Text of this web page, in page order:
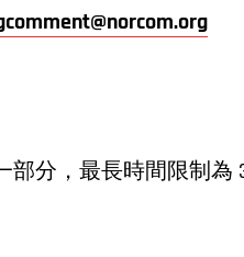
部分，最長時間限制為